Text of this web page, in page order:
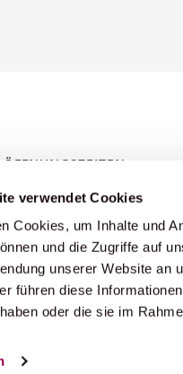
verwendet Cookies
Cookies, um Inhalte und
und die Zugriffe auf
unserer Website an
führen diese
oder die sie im
ÖFFNUNGSZEITEN
Montag bis Freitag:
09.00 bis 11.30 Uhr und
14.00 bis 17.00 Uhr
Samstag:
Geschlossen